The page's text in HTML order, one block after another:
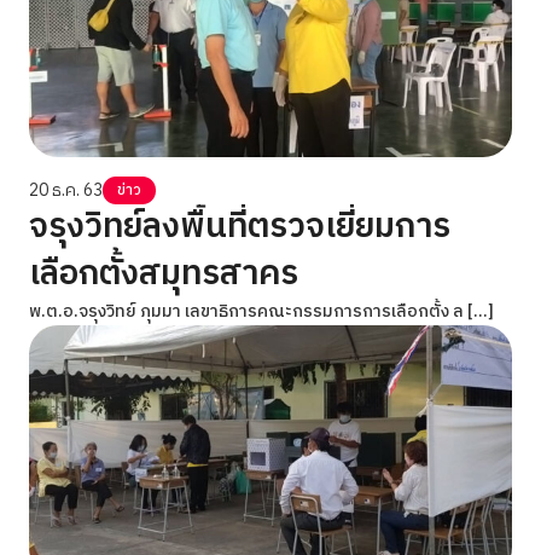
20 ธ.ค. 63 ข่าว
จรุงวิทย์ลงพื้นที่ตรวจเยี่ยมการ
เลือกตั้งสมุทรสาคร
พ.ต.อ.จรุงวิทย์ ภุมมา เลขาธิการคณะกรรมการการเลือกตั้ง ล […]